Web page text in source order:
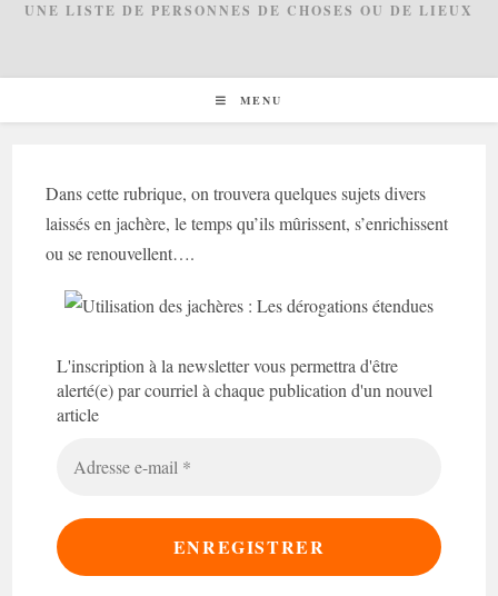
UNE LISTE DE PERSONNES DE CHOSES OU DE LIEUX
MENU
Dans cette rubrique, on trouvera quelques sujets divers
laissés en jachère, le temps qu’ils mûrissent, s’enrichissent
ou se renouvellent….
L'inscription à la newsletter vous permettra d'être
alerté(e) par courriel à chaque publication d'un nouvel
article